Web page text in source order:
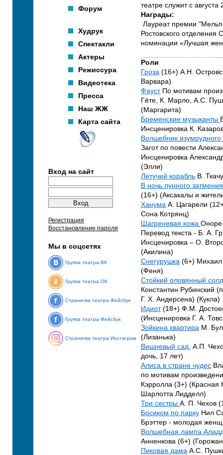
Форум
Худрук
Спектакли
Актеры
Режиссура
Видеотека
Пресса
Наш ЖЖ
Карта сайта
Вход на сайт
Регистрация
Восстановление пароля
Мы в соцсетях
Группа театра ВК
Группа театра ОК
Страничка театра Фейсбук
Группа театра Фейсбук
Страничка театра Инстаграм
театре служит с августа
Награды:
Лауреат премии
Ростовского
номинации «Лучшая
Роли
Гроза (16+) А.Н.
Варвара)
ФаустПо мотивам
Гёте, К. Марло, А.С.
(Маргарита)
Бременские музыканты
Инсценировка К.
Волшебник изумрудного
Загот по повести
Инсценировка
(Элли)
Летучий корабль В.
В ночь лунного
(16+) (Аксакалы и
Ханума А. Цагарели
Сона Котрянц)
Шагреневая кожа Оноре
Перевод текста - Б. А.
Инсценировка – О.
(Акилина)
Снегурушка (6+)
(Феня)
Стойкий оловянный
Константин Рубинский
Г. Х. Андерсена) (Кукла)
Идиот(18+) Ф.М.
(Инсценировка Г. А.
Зойкина квартира М.
(Лизанька)
Вишневый сад. А.П.
дочь, 17 лет)
Алиса в стране чудес
по мотивам
Кэрролла (3+) (Красная
Шарлотта Лидделл)
Три сестры А. П. Чехов
Босиком по парку Нил
Брэттер - молодая
Волшебная лампа
Анненкова (6+)
Пиковая дама А.С.